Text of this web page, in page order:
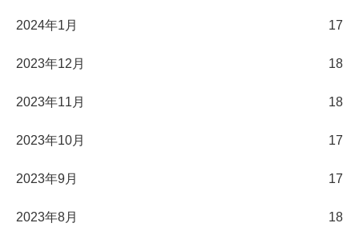
2024年1月 17
2023年12月 18
2023年11月 18
2023年10月 17
2023年9月 17
2023年8月 18